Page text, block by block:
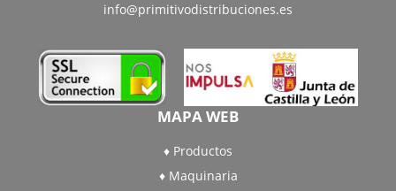
info@primitivodistribuciones.es
MAPA WEB
Productos
Maquinaria